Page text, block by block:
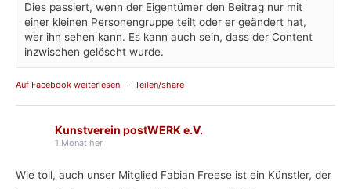
Dies passiert, wenn der Eigentümer den Beitrag nur mit
einer kleinen Personengruppe teilt oder er geändert hat,
wer ihn sehen kann. Es kann auch sein, dass der Content
inzwischen gelöscht wurde.
Auf Facebook weiterlesen · Teilen/share
Kunstverein postWERK e.V.
1 Monat her
Wie toll, auch unser Mitglied Fabian Freese ist ein Künstler, der